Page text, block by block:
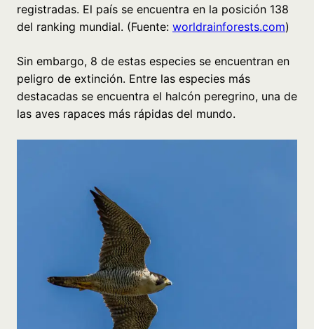
registradas. El país se encuentra en la posición 138
del ranking mundial. (Fuente: worldrainforests.com)
Sin embargo, 8 de estas especies se encuentran en
peligro de extinción. Entre las especies más
destacadas se encuentra el halcón peregrino, una de
las aves rapaces más rápidas del mundo.